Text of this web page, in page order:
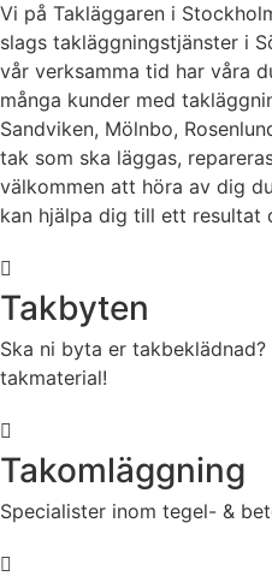
Vi på Takläggaren i
slags takläggningstjänster i
vår verksamma tid har våra
många kunder med
Sandviken, Mölnbo,
tak som ska läggas,
välkommen att höra av dig
kan hjälpa dig till ett resultat
Takbyten
Ska ni byta er
takmaterial!
Takomläggning
Specialister inom tegel- &